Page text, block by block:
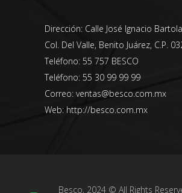
Dirección: Calle José Ignacio
Col. Del Valle, Benito Juárez, C.P.
Teléfono: 55 757 BESCO
Teléfono: 55 30 99 99 99
Correo: ventas@besco.com.mx
Web: http://besco.com.mx
Besco, 2024 © All Rights